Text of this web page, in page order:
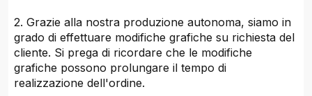
2. Grazie alla nostra produzione autonoma, siamo in
grado di effettuare modifiche grafiche su richiesta del
cliente. Si prega di ricordare che le modifiche
grafiche possono prolungare il tempo di
realizzazione dell'ordine.